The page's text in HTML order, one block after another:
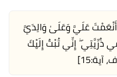
عَلَيَّ وَعَلَىٰ وَالِدَيَّ
ذُرِّيَّتِي ۖ إِنِّي تُبْتُ إِلَيْكَ